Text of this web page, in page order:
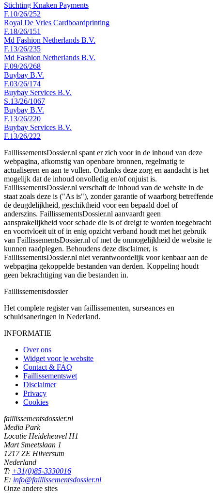
Stichting Knaken Payments
F.10/26/252
Royal De Vries Cardboardprinting
F.18/26/151
Md Fashion Netherlands B.V.
F.13/26/235
Md Fashion Netherlands B.V.
F.09/26/268
Buybay B.V.
F.03/26/174
Buybay Services B.V.
S.13/26/1067
Buybay B.V.
F.13/26/220
Buybay Services B.V.
F.13/26/222
FaillissementsDossier.nl spant er zich voor in de inhoud van deze
webpagina, afkomstig van openbare bronnen, regelmatig te
actualiseren en aan te vullen. Ondanks deze zorg en aandacht is het
mogelijk dat de inhoud onvolledig en/of onjuist is.
FaillissementsDossier.nl verschaft de inhoud van de website in de
staat zoals deze is ("As is"), zonder garantie of waarborg betreffende
de deugdelijkheid, geschiktheid voor een bepaald doel of
anderszins. FaillissementsDossier.nl aanvaardt geen
aansprakelijkheid voor schade die is of dreigt te worden toegebracht
en voortvloeit uit of in enig opzicht verband houdt met het gebruik
van FaillissementsDossier.nl of met de onmogelijkheid de website te
kunnen raadplegen. Behoudens deze disclaimer, is
FaillissementsDossier.nl niet verantwoordelijk voor kenbaar aan de
webpagina gekoppelde bestanden van derden. Koppeling houdt
geen bekrachtiging van die bestanden in.
Faillissementsdossier
Het complete register van faillissementen, surseances en
schuldsaneringen in Nederland.
INFORMATIE
Over ons
Widget voor je website
Contact & FAQ
Faillissementswet
Disclaimer
Privacy
Cookies
faillissementsdossier.nl
Media Park
Locatie Heideheuvel H1
Mart Smeetslaan 1
1217 ZE Hilversum
Nederland
T: +31(0)85-3330016
E: info@faillissementsdossier.nl
Onze andere sites